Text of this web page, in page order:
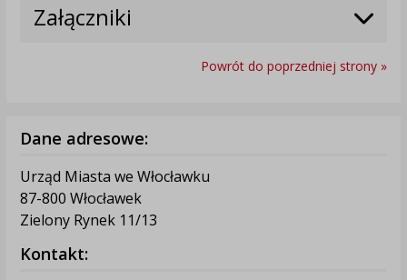
Załączniki
Powrót do poprzedniej strony »
Dane adresowe:
Urząd Miasta we Włocławku
87-800 Włocławek
Zielony Rynek 11/13
Kontakt: